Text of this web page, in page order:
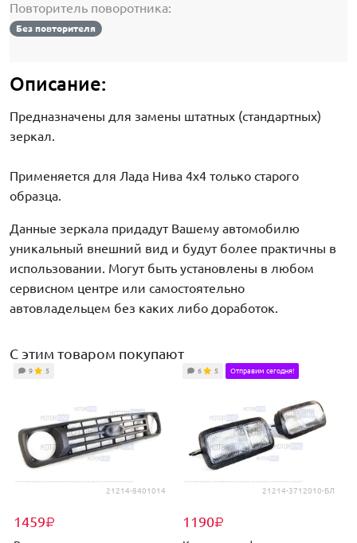
Повторитель поворотника:
Без повторителя
Описание:
Предназначены для замены штатных (стандартных)
зеркал.
Применяется для Лада Нива 4х4 только старого
образца.
Данные зеркала придадут Вашему автомобилю
уникальный внешний вид и будут более практичны в
использовании. Могут быть установлены в любом
сервисном центре или самостоятельно
автовладельцем без каких либо доработок.
С этим товаром покупают
21214-8401014
1459₽
9 5
21214-3712010-БЛ
1190₽
6 5 Отправим сегодня!